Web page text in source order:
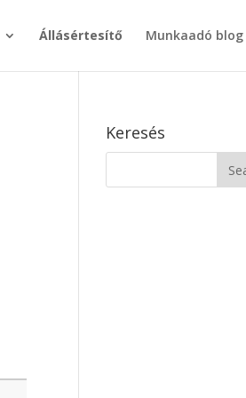
Állásértesítő Munkaadó blog
Keresés